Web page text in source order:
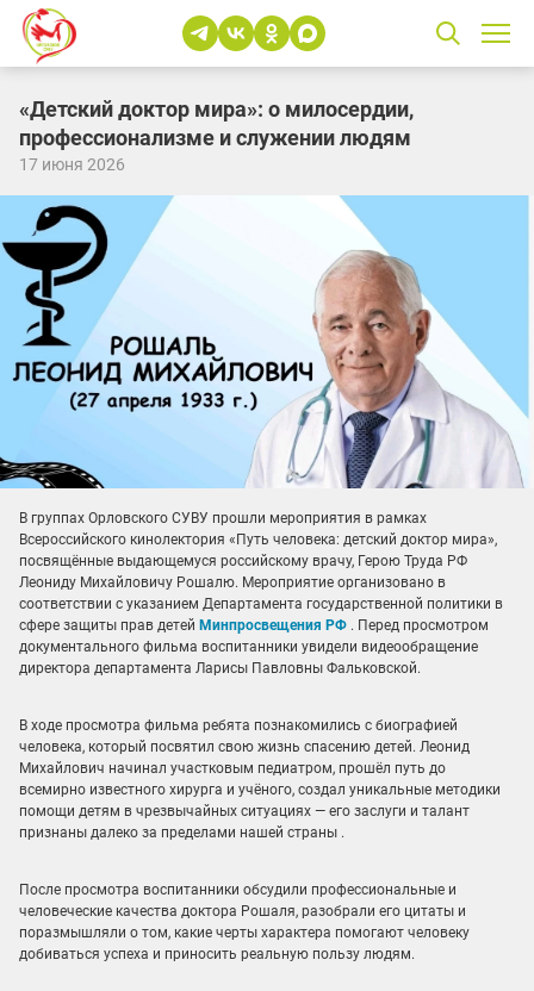
«Детский доктор мира»: о милосердии,
профессионализме и служении людям
17 июня 2026
В группах Орловского СУВУ прошли мероприятия в рамках
Всероссийского кинолектория «Путь человека: детский доктор мира»,
посвящённые выдающемуся российскому врачу, Герою Труда РФ
Леониду Михайловичу Рошалю. Мероприятие организовано в
соответствии с указанием Департамента государственной политики в
сфере защиты прав детей Минпросвещения РФ . Перед просмотром
документального фильма воспитанники увидели видеообращение
директора департамента Ларисы Павловны Фальковской.
В ходе просмотра фильма ребята познакомились с биографией
человека, который посвятил свою жизнь спасению детей. Леонид
Михайлович начинал участковым педиатром, прошёл путь до
всемирно известного хирурга и учёного, создал уникальные методики
помощи детям в чрезвычайных ситуациях — его заслуги и талант
признаны далеко за пределами нашей страны .
После просмотра воспитанники обсудили профессиональные и
человеческие качества доктора Рошаля, разобрали его цитаты и
поразмышляли о том, какие черты характера помогают человеку
добиваться успеха и приносить реальную пользу людям.